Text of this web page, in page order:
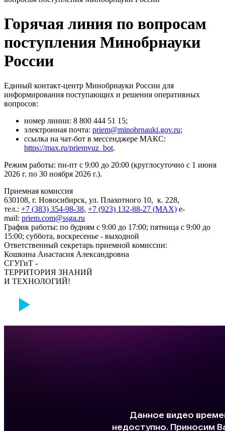
Горячая линия по вопросам
поступления Минобрнауки
России
Единый контакт-центр Минобрнауки России для
информирования поступающих и решения оперативных
вопросов:
номер линии: 8 800 444 51 15;
электронная почта: priem@minobrnauki.gov.ru;
ссылка на чат-бот в мессенджере МАКС:
https://max.ru/priemvuz_bot.
Режим работы: пн-пт с 9:00 до 20:00 (круглосуточно с 1 июня
2026 г. по 30 ноября 2026 г.).
Приемная комиссия
630108, г. Новосибирск, ул. Плахотного 10, к. 228,
тел.: +7 (383) 354-98-38, +7 (923) 132-88-27 (MAX) e-
mail: priem.com@ssga.ru
График работы: по будням с 9:00 до 17:00; пятница с 9:00 до
15:00; суббота, воскресенье - выходной
Ответственный секретарь приемной комиссии:
Кошкина Анастасия Александровна
СГУГиТ -
ТЕРРИТОРИЯ ЗНАНИЙ
И ТЕХНОЛОГИЙ!